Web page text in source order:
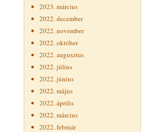
2023. március
2022. december
2022. november
2022. október
2022. augusztus
2022. július
2022. június
2022. május
2022. április
2022. március
2022. február